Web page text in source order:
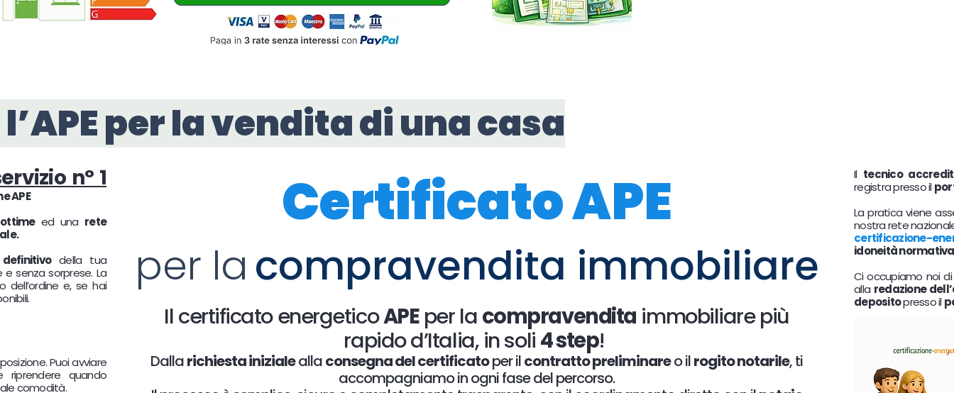
per la vendita di una casa
n° 1
APE
ottimeed una rete
della tua
senza sorprese. La
dell’ordine e, se hai
Puoi avviare
quando
comodità.
Certificato APE
per la compravendita immobiliare
Il certificato energeticoAPEper la compravendita immobiliare più
rapido d’Italia, in soli 4 step!
Dallarichiesta inizialeallaconsegna del certificatoper ilcontratto preliminareo ilrogito notarile, ti
accompagniamo in ogni fase del percorso.
Il tecnico
registra presso il
La pratica viene
nostra rete
certificazione-
idoneità normativa
Ci occupiamo noi
alla redazione
depositopresso il